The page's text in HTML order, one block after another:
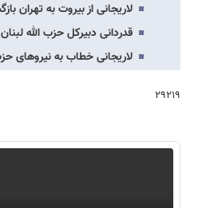
لاریجانی از بیروت به تهران
قدردانی دبیرکل حزب الله لبنان
لاریجانی خطاب به نیروهای
۲۹۲۱۹